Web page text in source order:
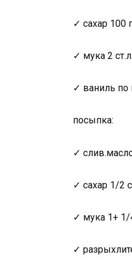
✓ сахар 100
✓ мука 2 ст.л.
✓ ваниль по
посыпка:
✓
✓ сахар 1/2
✓ мука 1+ 1/
✓